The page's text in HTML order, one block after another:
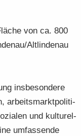
von ca. 800
Alt­lin­den­au
ins­be­son­de­re
ar­beits­markt­po­li­ti­
und kul­tu­rel­
um­fas­sen­de